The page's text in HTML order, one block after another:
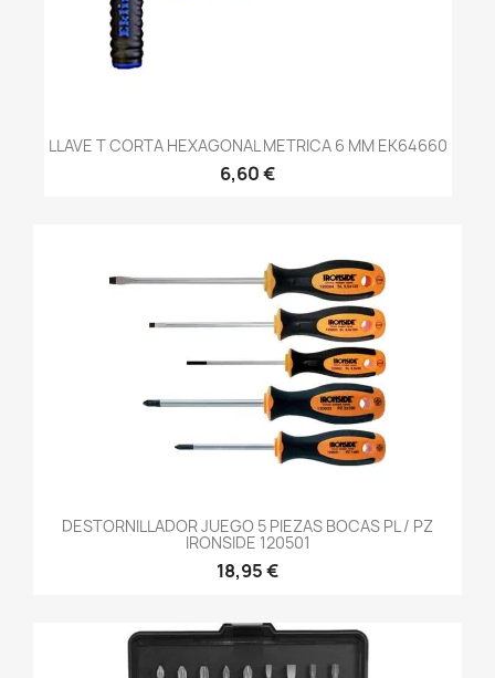
LLAVE T CORTA HEXAGONAL METRICA 6 MM EK64660
6,60 €
DESTORNILLADOR JUEGO 5 PIEZAS BOCAS PL / PZ
IRONSIDE 120501
18,95 €